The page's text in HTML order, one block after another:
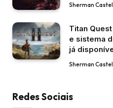
Sherman
Titan
e sistema
já
Sherman
Redes Sociais